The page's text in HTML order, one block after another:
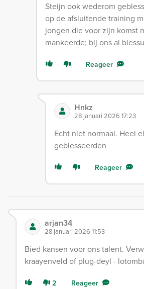
Steijn ook wederom
op de afsluitende training
jongen die voor zijn komst
mankeerde; bij ons al
Reageer
Hnkz
28 januari 2026 17:23
Echt niet normaal. Heel
geblesseerden
Reageer
arjan34
28 januari 2026 11:53
Bied kansen voor ons talent.
kraayenveld of plug-deyl -
2 Reageer